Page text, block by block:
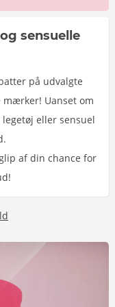
sensuelle
på udvalgte
Uanset om
eller sensuel
af din chance for